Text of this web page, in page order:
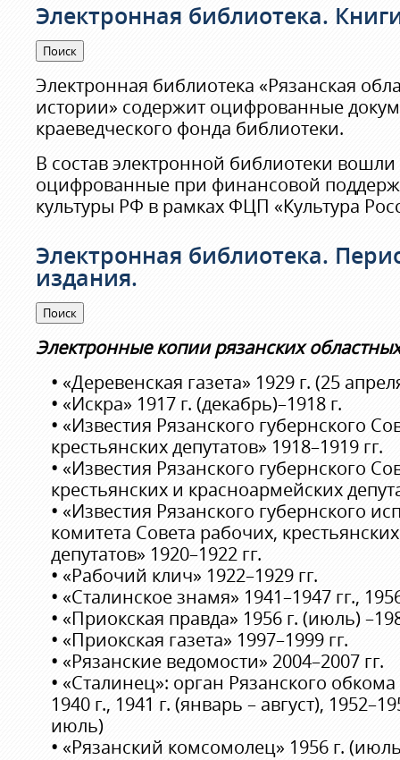
Электронная библиотека.
Электронная библиотека «Рязанская
истории» содержит оцифрованные
краеведческого фонда библиотеки.
В состав электронной библиотеки
оцифрованные при финансовой
культуры РФ в рамках ФЦП «Культура
Электронная библиотека.
издания.
Электронные копии рязанских
• «Деревенская газета» 1929 г. (25
• «Искра» 1917 г. (декабрь)–1918 г.
• «Известия Рязанского губернского
крестьянских депутатов» 1918–1919 гг.
• «Известия Рязанского губернского
крестьянских и красноармейских
• «Известия Рязанского губернского
комитета Совета рабочих,
депутатов» 1920–1922 гг.
• «Рабочий клич» 1922–1929 гг.
• «Сталинское знамя» 1941–1947 гг.,
• «Приокская правда» 1956 г. (июль)
• «Приокская газета» 1997–1999 гг.
• «Рязанские ведомости» 2004–2007 гг.
• «Сталинец»: орган Рязанского
1940 г., 1941 г. (январь – август),
июль)
• «Рязанский комсомолец» 1956 г.